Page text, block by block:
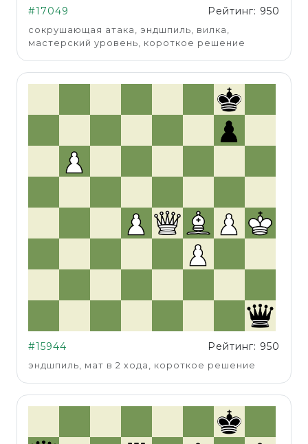
#17049 Рейтинг: 950
сокрушающая атака, эндшпиль, вилка,
мастерский уровень, короткое решение
#15944 Рейтинг: 950
эндшпиль, мат в 2 хода, короткое решение